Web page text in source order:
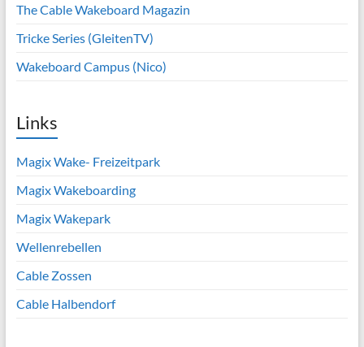
The Cable Wakeboard Magazin
Tricke Series (GleitenTV)
Wakeboard Campus (Nico)
Links
Magix Wake- Freizeitpark
Magix Wakeboarding
Magix Wakepark
Wellenrebellen
Cable Zossen
Cable Halbendorf